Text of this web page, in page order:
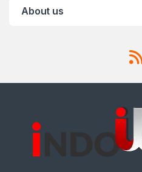
About us